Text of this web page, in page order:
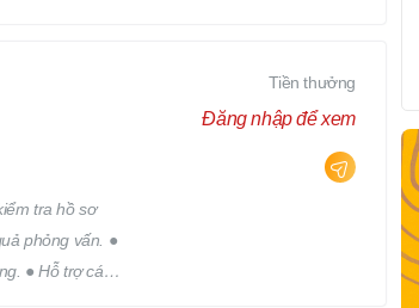
tra hồ sơ
phỏng vấn. ●
● Hỗ trợ các
Tiền thưởng
Đăng nhập để xem